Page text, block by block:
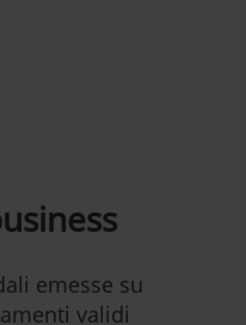
emesse su
validi